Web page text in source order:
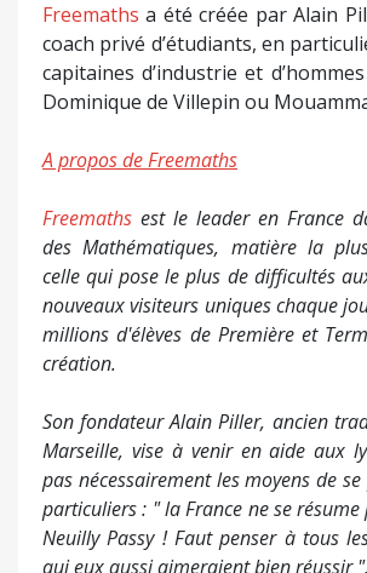
Freemaths a été créée par Alain
coach privé d’étudiants, en
capitaines d’industrie et
Dominique de Villepin ou
A propos de Freemaths
Freemaths est le leader en France
des Mathématiques, matière la
celle qui pose le plus de difficultés
nouveaux visiteurs uniques chaque
millions d'élèves de Première et
création.
Son fondateur Alain Piller, ancien
Marseille, vise à venir en aide aux
pas nécessairement les moyens de
particuliers : " la France ne se
Neuilly Passy ! Faut penser à tous
qui eux aussi aimeraient bien réussir ".